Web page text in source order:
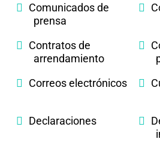
Comunicados de
prensa
Contratos de
arrendamiento
Correos electrónicos
Declaraciones